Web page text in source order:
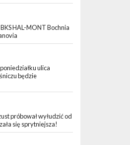
HAL-MONT Bochnia
ulica
będzie
próbował wyłudzić od
się sprytniejsza!